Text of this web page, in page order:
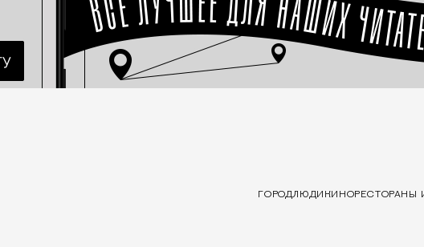
ГОРОДЛЮДИ КИНОРЕСТОРАНЫ